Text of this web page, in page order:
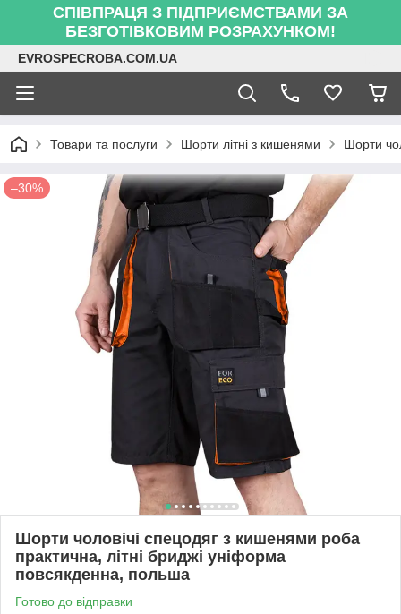
СПІВПРАЦЯ З ПІДПРИЄМСТВАМИ ЗА
БЕЗГОТІВКОВИМ РОЗРАХУНКОМ!
EVROSPECROBA.COM.UA
Товари та послуги Шорти літні з кишенями Шорти
–30%
Шорти чоловічі спецодяг з кишенями роба
практична, літні бриджі уніформа
повсякденна, польша
Готово до відправки